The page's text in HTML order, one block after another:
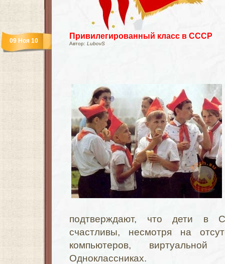
Привилегированный класс в СССР
Автор: LubovS
09 Ноя 10
подтверждают, что дети в
счастливы, несмотря на
компьютеров,
Одноклассниках.